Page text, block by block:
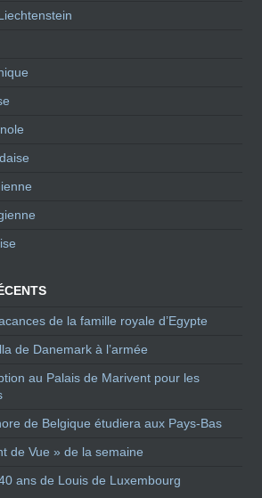
de la famille royale d’Egypte
de Danemark à l’armée
au Palais de Marivent pour les
de Belgique étudiera aux Pays-Bas
de Vue » de la semaine
ans de Louis de Luxembourg